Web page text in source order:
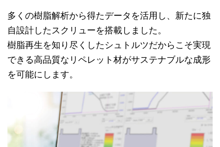
多くの樹脂解析から得たデータを活用し、新たに独
自設計したスクリューを搭載しました。
樹脂再生を知り尽くしたシュトルツだからこそ実現
できる高品質なリペレット材がサステナブルな成形
を可能にします。